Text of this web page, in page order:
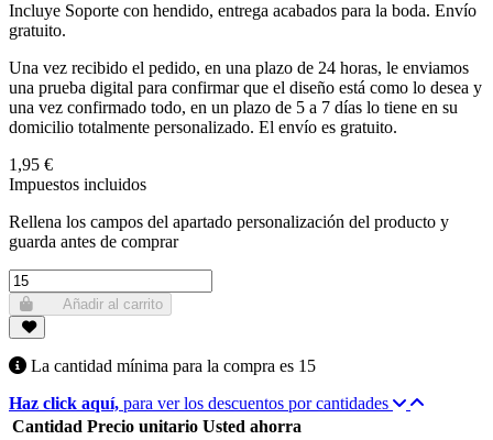
Incluye Soporte con hendido, entrega acabados para la boda. Envío
gratuito.
Una vez recibido el pedido, en una plazo de 24 horas, le enviamos
una prueba digital para confirmar que el diseño está como lo desea y
una vez confirmado todo, en un plazo de 5 a 7 días lo tiene en su
domicilio totalmente personalizado. El envío es gratuito.
1,95 €
Impuestos incluidos
Rellena los campos del apartado personalización del producto y
guarda antes de comprar
Añadir al carrito
La cantidad mínima para la compra es 15
Haz click aquí, para ver los descuentos por cantidades
Cantidad Precio unitario Usted ahorra